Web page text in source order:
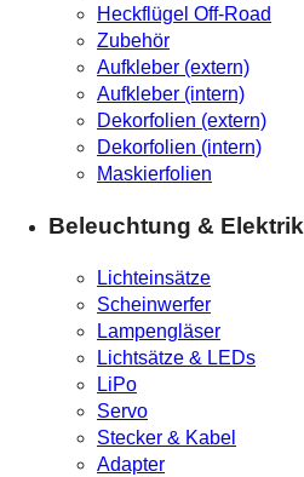
Heckflügel Off-Road
Zubehör
Aufkleber (extern)
Aufkleber (intern)
Dekorfolien (extern)
Dekorfolien (intern)
Maskierfolien
Beleuchtung & Elektrik
Lichteinsätze
Scheinwerfer
Lampengläser
Lichtsätze & LEDs
LiPo
Servo
Stecker & Kabel
Adapter